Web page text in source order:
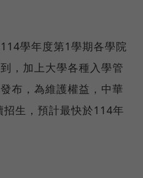
學年度第1學期各學院
，加上大學各種入學管
布，為維護權益，中華
生，預計最快於114年